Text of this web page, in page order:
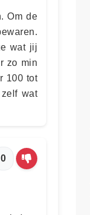
Om de
wat jij
zo min
100 tot
wat
0